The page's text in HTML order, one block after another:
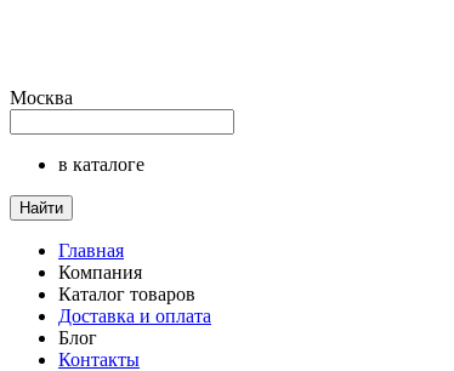
Москва
в каталоге
Найти
Главная
Компания
Каталог товаров
Доставка и оплата
Блог
Контакты